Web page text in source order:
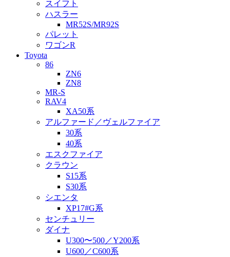
スイフト
ハスラー
MR52S/MR92S
パレット
ワゴンR
Toyota
86
ZN6
ZN8
MR-S
RAV4
XA50系
アルファード／ヴェルファイア
30系
40系
エスクファイア
クラウン
S15系
S30系
シエンタ
XP17#G系
センチュリー
ダイナ
U300〜500／Y200系
U600／C600系